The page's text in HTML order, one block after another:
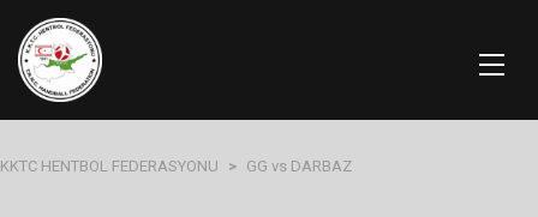
KKTC HENTBOL FEDERASYONU > GG vs DARBAZ